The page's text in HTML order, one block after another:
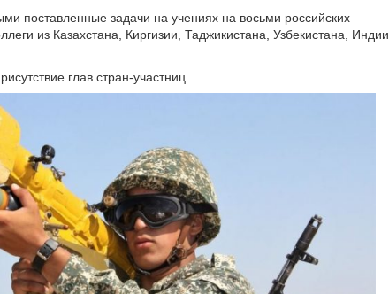
поставленные задачи на учениях на восьми российских
из Казахстана, Киргизии, Таджикистана, Узбекистана, Индии,
глав стран-участниц.